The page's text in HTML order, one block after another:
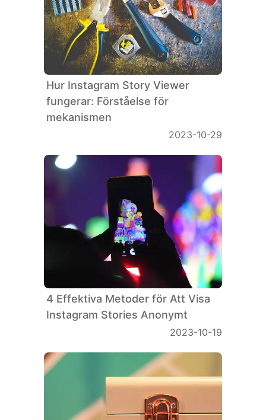
Hur Instagram Story Viewer
fungerar: Förståelse för
mekanismen
2023-10-29
4 Effektiva Metoder för Att Visa
Instagram Stories Anonymt
2023-10-19